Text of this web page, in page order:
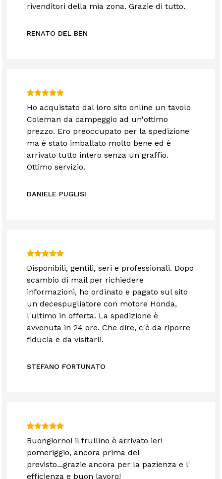
rivenditori della mia zona. Grazie di tutto.
RENATO DEL BEN
Ho acquistato dal loro sito online un tavolo
Coleman da campeggio ad un'ottimo
prezzo. Ero preoccupato per la spedizione
ma è stato imballato molto bene ed è
arrivato tutto intero senza un graffio.
Ottimo servizio.
DANIELE PUGLISI
Disponibili, gentili, seri e professionali. Dopo
scambio di mail per richiedere
informazioni, ho ordinato e pagato sul sito
un decespugliatore con motore Honda,
l'ultimo in offerta. La spedizione è
avvenuta in 24 ore. Che dire, c'è da riporre
fiducia e da visitarli.
STEFANO FORTUNATO
Buongiorno! il frullino è arrivato ieri
pomeriggio, ancora prima del
previsto...grazie ancora per la pazienza e l'
efficienza e buon lavoro!